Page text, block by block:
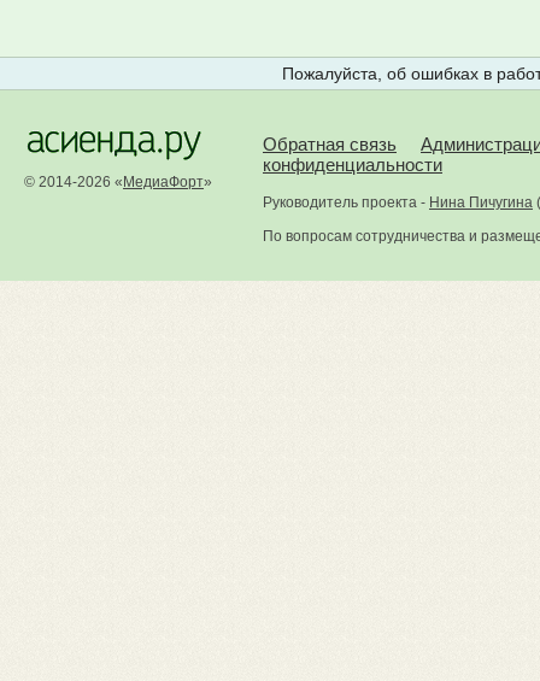
Пожалуйста, об ошибках в
© 2014-2026 « МедиаФорт»
Обратная связь
конфиденциальности
Руководитель проекта - Нина Пичугина (
По вопросам сотрудничества и